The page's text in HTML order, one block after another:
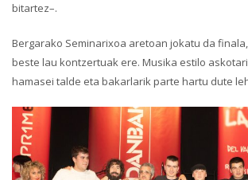
bitartez–.
Bergarako Seminarixoa aretoan jokatu da
beste lau kontzertuak ere. Musika estilo
hamasei talde eta bakarlarik parte hartu dute